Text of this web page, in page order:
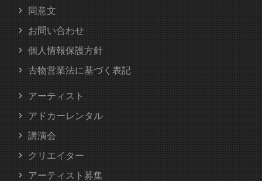
同意文
お問い合わせ
個人情報保護方針
古物営業法に基づく表記
アーティスト
アドカーレンタル
講演会
クリエイター
アーティスト募集